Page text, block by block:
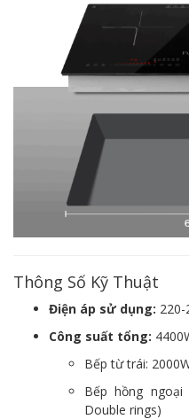
Thông Số Kỹ Thuật
Điện áp sử dụng: 220-
Công suất tổng:
Bếp từ trái:
Bếp hồng ngoại
Double rings)